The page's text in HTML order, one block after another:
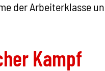
der Arbeiterklasse
Kampf